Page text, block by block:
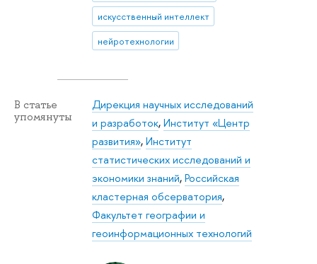
искусственный интеллект
нейротехнологии
В статье
упомянуты
Дирекция научных исследований
и разработок,Институт «Центр
развития»,Институт
статистических исследований и
экономики знаний,Российская
кластерная обсерватория,
Факультет географии и
геоинформационных технологий